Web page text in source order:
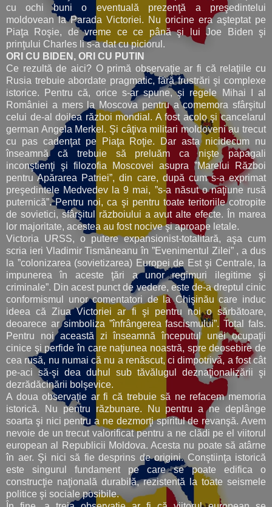
cu ochi buni o eventuală prezenţă a preşedintelui
moldovean la Parada Victoriei. Nu oricine era aşteptat pe
Piaţa Roşie, de vreme ce ce până şi lui Joe Biden şi
prinţului Charles li s-a dat cu piciorul.
ORI CU BIDEN, ORI CU PUTIN
Ce rezultă de aici? O primă observaţie ar fi că relaţiile cu
Rusia trebuie abordate pragmatic, fără frustrări şi complexe
istorice. Pentru că, orice s-ar spune, şi regele Mihai I al
României a mers la Moscova pentru a comemora sfârşitul
celui de-al doilea război mondial. A fost acolo şi cancelarul
german Angela Merkel. Şi câţiva militari moldoveni au trecut
cu pas cadenţat pe Piaţa Roţie. Dar asta nicidecum nu
înseamnă că trebuie să preluăm ca nişte papagali
inconştienţi şi filozofia Moscovei asupra ”Marelui Război
pentru Apărarea Patriei”, din care, după cum s-a exprimat
preşedintele Medvedev la 9 mai, ”s-a năsut o naţiune rusă
puternică”. Pentru noi, ca şi pentru toate teritoriile cotropite
de sovietici, sfârşitul războiului a avut alte efecte. În marea
lor majoritate, acestea au fost nocive şi aproape letale.
Victoria URSS, o putere expansionist-totalitară, aşa cum
scria ieri Vladimir Tismăneanu în ”Evenimentul Zilei” , a dus
la ”colonizarea (sovietizarea) Europei de Est şi Centrale, la
impunerea în aceste ţări a unor regimuri ilegitime şi
criminale”. Din acest punct de vedere, este de-a dreptul cinic
conformismul unor comentatori de la Chişinău care induc
ideea că Ziua Victoriei ar fi şi pentru noi o sărbătoare,
deoarece ar simboliza ”înfrângerea fascismului”. Total fals.
Pentru noi această zi înseamnă începutul unei ocupaţii
cinice şi perfide în care naţiunea noastră, spre deosebire de
cea rusă, nu numai că nu a renăscut, ci dimpotrivă, a fost cât
pe-aci să-şi dea duhul sub tăvălugul deznaţionalizării şi
dezrădăcinării bolşevice.
A doua observaţie ar fi că trebuie să ne refacem memoria
istorică. Nu pentru răzbunare. Nu pentru a ne deplânge
soarta şi nici pentru a ne dezmorţi spiritul de revanşă. Avem
nevoie de un trecut valorificat pentru a ne clădi pe el viitorul
european al Republicii Moldova. Acesta nu poate să atârne
în aer. Şi nici să fie desprins de origini. Conştiinţa istorică
este singurul fundament pe care se poate edifica o
construcţie naţională durabilă, rezistentă la toate seismele
politice şi sociale posibile.